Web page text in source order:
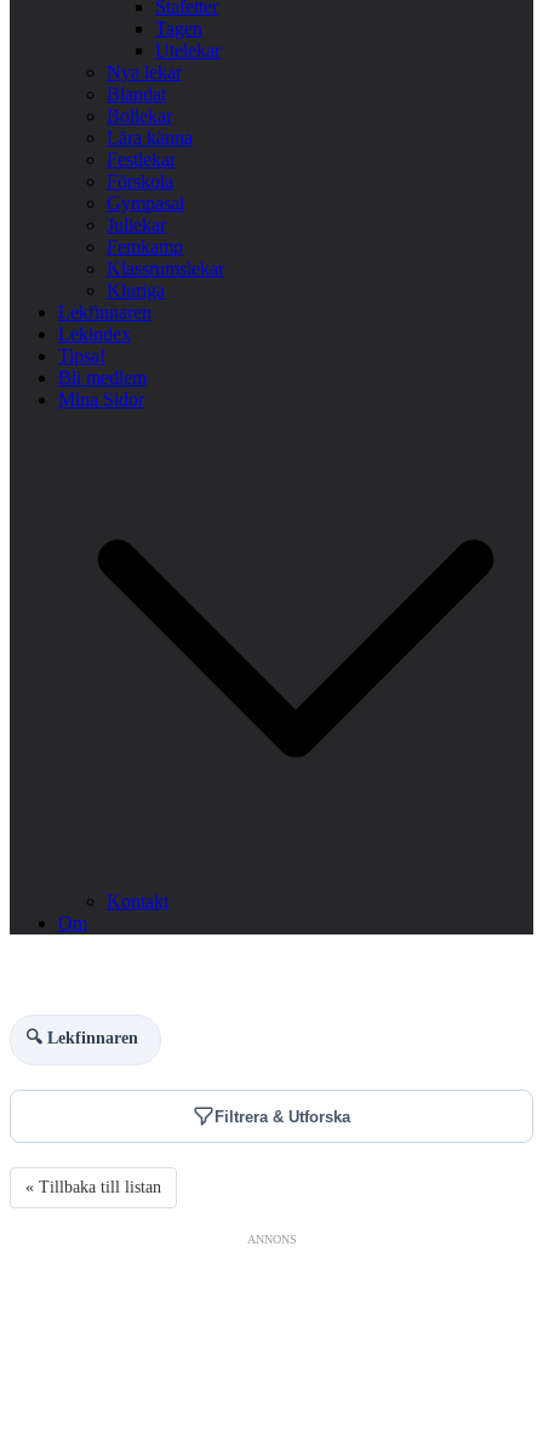
Stafetter
Tagen
Utelekar
Nya lekar
Blandat
Bollekar
Lära känna
Festlekar
Förskola
Gympasal
Jullekar
Femkamp
Klassrumslekar
Kluriga
Lekfinnaren
Lekindex
Tipsa!
Bli medlem
Mina Sidor
Kontakt
Om
🔍 Lekfinnaren
Filtrera & Utforska
« Tillbaka till listan
ANNONS